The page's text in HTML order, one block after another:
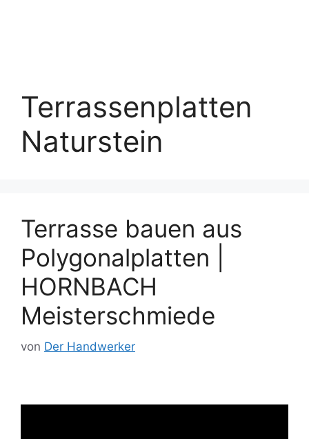
Terrassenplatten
Naturstein
Terrasse bauen aus
Polygonalplatten |
HORNBACH
Meisterschmiede
von Der Handwerker